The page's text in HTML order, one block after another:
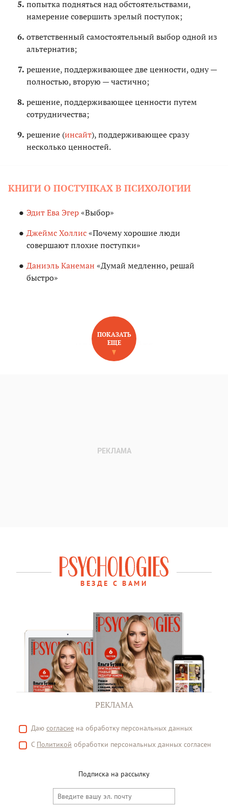
попытка подняться над обстоятельствами,
намерение совершить зрелый поступок;
ответственный самостоятельный выбор одной из
альтернатив;
решение, поддерживающее две ценности, одну —
полностью, вторую — частично;
решение, поддерживающее ценности путем
сотрудничества;
решение (инсайт), поддерживающее сразу
несколько ценностей.
КНИГИ О ПОСТУПКАХ В ПСИХОЛОГИИ
Эдит Ева Эгер«Выбор»
Джеймс Холлис«Почему хорошие люди
совершают плохие поступки»
Даниэль Канеман «Думай медленно, решай
быстро»
НОВОЕ НА САЙТЕ
ПОКАЗАТЬ
ЕЩЕ
ВЕЗДЕ С ВАМИ
РЕКЛАМА
Даю согласие на обработку персональных данных
С Политикой обработки персональных данных согласен
Подписка на рассылку